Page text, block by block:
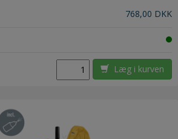
768,00 DKK
Læg i kurven